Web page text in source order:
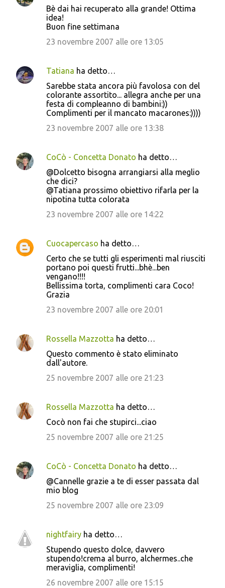
Bè dai hai recuperato alla grande! Ottima
idea!
Buon fine settimana
23 novembre 2007 alle ore 13:05
Tatiana ha detto…
Sarebbe stata ancora più favolosa con del
colorante assortito... allegra anche per una
festa di compleanno di bambini:))
Complimenti per il mancato macarones:))))
23 novembre 2007 alle ore 13:38
CoCò - Concetta Donato ha detto…
@Dolcetto bisogna arrangiarsi alla meglio
che dici?
@Tatiana prossimo obiettivo rifarla per la
nipotina tutta colorata
23 novembre 2007 alle ore 14:22
Cuocapercaso ha detto…
Certo che se tutti gli esperimenti mal riusciti
portano poi questi frutti...bhè...ben
vengano!!!!
Bellissima torta, complimenti cara Coco!
Grazia
23 novembre 2007 alle ore 20:01
Rossella Mazzotta ha detto…
Questo commento è stato eliminato
dall'autore.
25 novembre 2007 alle ore 21:23
Rossella Mazzotta ha detto…
Cocò non fai che stupirci...ciao
25 novembre 2007 alle ore 21:25
CoCò - Concetta Donato ha detto…
@Cannelle grazie a te di esser passata dal
mio blog
25 novembre 2007 alle ore 23:09
nightfairy ha detto…
Stupendo questo dolce, davvero
stupendo!crema al burro, alchermes..che
meraviglia, complimenti!
26 novembre 2007 alle ore 15:15